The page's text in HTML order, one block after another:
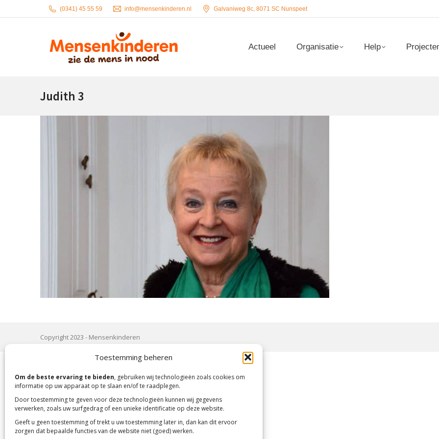
Toestemming beheren
Om de beste ervaring te bieden, gebruiken wij technologieën zoals cookies om
informatie op uw apparaat op te slaan en/of te raadplegen.
Door toestemming te geven voor deze technologieën kunnen wij gegevens
verwerken, zoals uw surfgedrag of een unieke identificatie op deze website.
Geeft u geen toestemming of trekt u uw toestemming later in, dan kan dit ervoor
zorgen dat bepaalde functies van de website niet (goed) werken.
(0341) 45 55 59 info@mensenkinderen.nl Galvaniweg 8c, 8071 SC Nunspeet
Actueel Organisatie Help
Judith 3
Copyright 2023 - Mensenkinderen
Actueel Organisatie Help